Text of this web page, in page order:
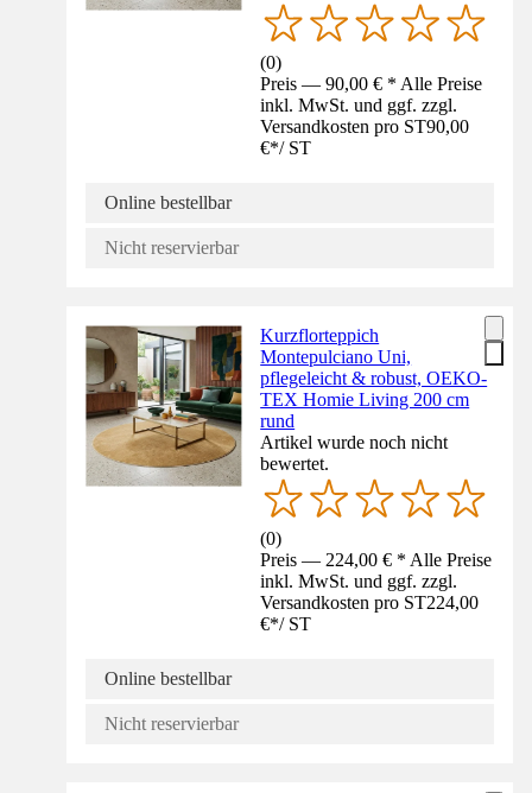
(0)
Preis — 90,00 € * Alle Preise
inkl. MwSt. und ggf. zzgl.
Versandkosten pro ST90,00
€*/ ST
Online bestellbar
Nicht reservierbar
Kurzflorteppich
Montepulciano Uni,
pflegeleicht & robust, OEKO-
TEX Homie Living 200 cm
rund
Artikel wurde noch nicht
bewertet.
(0)
Preis — 224,00 € * Alle Preise
inkl. MwSt. und ggf. zzgl.
Versandkosten pro ST224,00
€*/ ST
Online bestellbar
Nicht reservierbar